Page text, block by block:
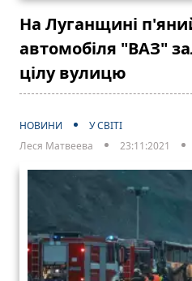
На Луганщині
автомобіля "ВАЗ"
цілу вулицю
НОВИНИ
У СВІТІ
Леся Матвеева
23:11:2021